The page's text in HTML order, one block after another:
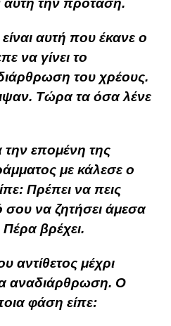
αυτή την πρόταση.
αυτή που έκανε ο
να γίνει το
του χρέους.
Τώρα τα όσα λένε
την επομένη της
με κάλεσε ο
Πρέπει να πεις
να ζητήσει άμεσα
βρέχει.
αντίθετος μέχρι
αναδιάρθρωση. Ο
φάση είπε: